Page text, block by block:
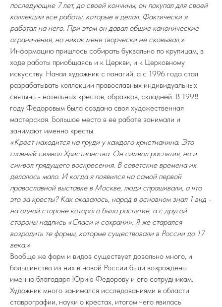
последующие 7 лет, до своей кончины, он покупал для своей
коллекции все работы, которые я делал. Фактически я
работал на него. При этом он давал общие канонические
ограничения, но никак меня творчески не сковывал.»
Информацию пришлось собирать буквально по крупицам, в
ходе работы приобщаясь и к Церкви, и к Церковному
искусству. Начал художник с панагий, а с 1996 года стал
разрабатывать коллекции православных индивидуальных
святынь - нательных крестов, образков, складней. В 1998
году Федоровым была создана своя художественная
мастерская. Большое место в ее работе занимали и
занимают именно кресты.
«Крест находится на груди у каждого христианина. Это
главный символ Христианства. Он символ распятия, но и
символ грядущего воскресения. В советские времена их
делалось мало. И когда я появился на самой первой
православной выставке в Москве, люди спрашивали, а что
это за кресты? Как оказалось, народ в основном знал 1 вид -
на одной стороне которого было распятие, а с другой
стороны надпись «Спаси и сохрани». Я же старался
возродить те формы, которые существовали в России до 17
века.»
Вообще же форм и видов существует довольно много, и
большинство из них в новой России были возрождены
именно благодаря Юрию Федорову и его сотрудникам.
Художник много занимался исследованиями в области
ставрографии, науки о крестах, итогом чего явилась